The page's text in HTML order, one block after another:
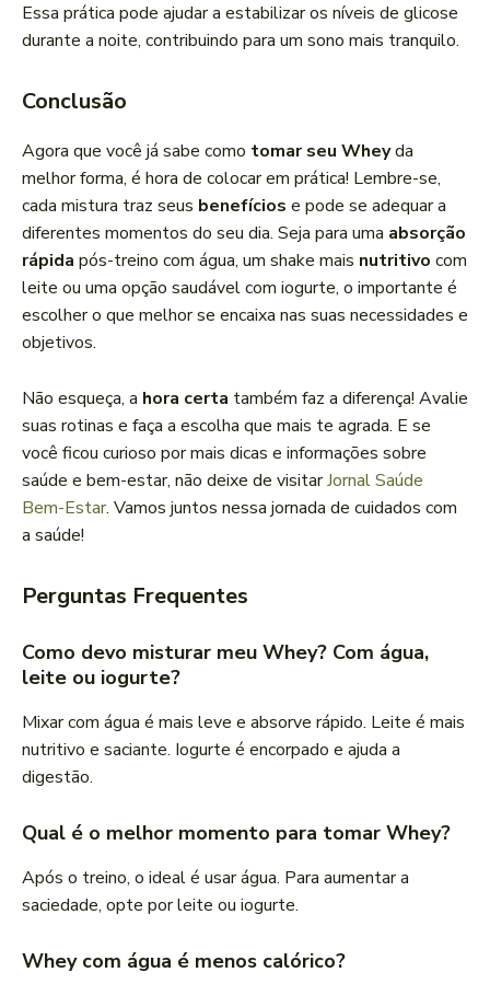
Essa prática pode ajudar a estabilizar os níveis de glicose
durante a noite, contribuindo para um sono mais tranquilo.
Conclusão
Agora que você já sabe como tomar seu Wheyda
melhor forma, é hora de colocar em prática! Lembre-se,
cada mistura traz seus benefícios e pode se adequar a
diferentes momentos do seu dia. Seja para uma absorção
rápida pós-treino com água, um shake mais nutritivo com
leite ou uma opção saudável com iogurte, o importante é
escolher o que melhor se encaixa nas suas necessidades e
objetivos.
Não esqueça, a hora certa também faz a diferença! Avalie
suas rotinas e faça a escolha que mais te agrada. E se
você ficou curioso por mais dicas e informações sobre
saúde e bem-estar, não deixe de visitarJornal Saúde
Bem-Estar. Vamos juntos nessa jornada de cuidados com
a saúde!
Perguntas Frequentes
Como devo misturar meu Whey? Com água,
leite ou iogurte?
Mixar com água é mais leve e absorve rápido. Leite é mais
nutritivo e saciante. Iogurte é encorpado e ajuda a
digestão.
Qual é o melhor momento para tomar Whey?
Após o treino, o ideal é usar água. Para aumentar a
saciedade, opte por leite ou iogurte.
Whey com água é menos calórico?